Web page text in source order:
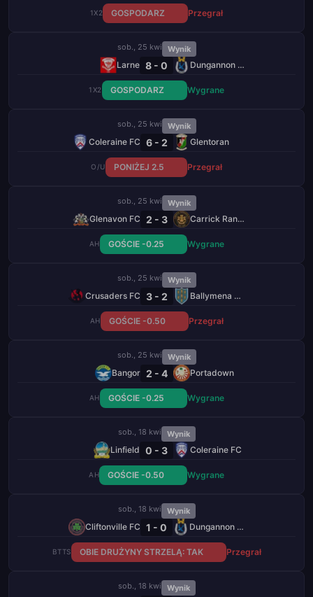
1X2 GOSPODARZ Przegrał
sob., 25 kwi Wynik
Larne 8 - 0 Dungannon Swifts
1X2 GOSPODARZ Wygrane
sob., 25 kwi Wynik
Coleraine FC 6 - 2 Glentoran
O/U PONIŻEJ 2.5 Przegrał
sob., 25 kwi Wynik
Glenavon FC 2 - 3 Carrick Rangers
AH GOŚCIE -0.25 Wygrane
sob., 25 kwi Wynik
Crusaders FC 3 - 2 Ballymena United
AH GOŚCIE -0.50 Przegrał
sob., 25 kwi Wynik
Bangor 2 - 4 Portadown
AH GOŚCIE -0.25 Wygrane
sob., 18 kwi Wynik
Linfield 0 - 3 Coleraine FC
AH GOŚCIE -0.50 Wygrane
sob., 18 kwi Wynik
Cliftonville FC 1 - 0 Dungannon Swifts
BTTS OBIE DRUŻYNY STRZELĄ: TAK Przegrał
sob., 18 kwi Wynik